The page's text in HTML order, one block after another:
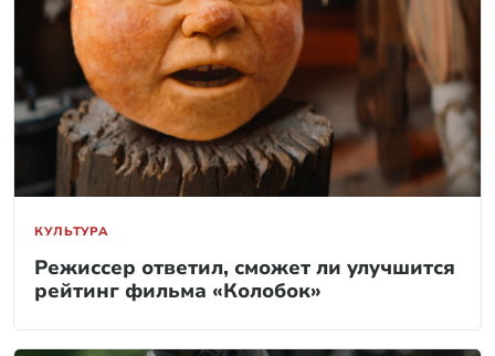
КУЛЬТУРА
Режиссер ответил, сможет ли улучшится
рейтинг фильма «Колобок»